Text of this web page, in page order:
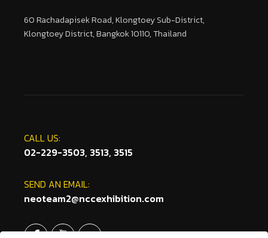
60 Rachadapisek Road, Klongtoey Sub-District,
Klongtoey District, Bangkok 10110, Thailand
CALL US:
02-229-3503, 3513, 3515
SEND AN EMAIL:
neoteam2@nccexhibition.com